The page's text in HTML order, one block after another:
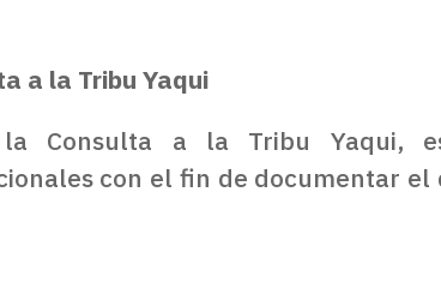
a la Tribu Yaqui
la Consulta a la Tribu Yaqui,
con el fin de documentar